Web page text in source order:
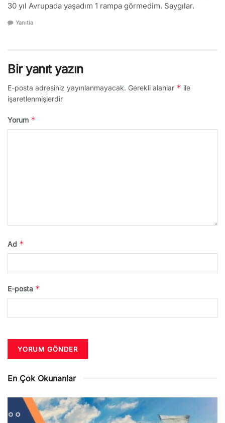
30 yıl Avrupada yaşadım 1 rampa görmedim. Saygılar.
Yanıtla
Bir yanıt yazın
E-posta adresiniz yayınlanmayacak. Gerekli alanlar * ile
işaretlenmişlerdir
Yorum *
Ad *
E-posta *
En Çok Okunanlar